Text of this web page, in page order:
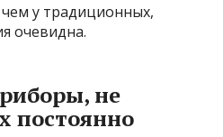
у традиционных,
очевидна.
не
постоянно